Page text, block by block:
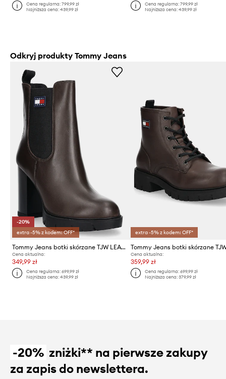
Cena regularna:799,99 zł
Najniższa cena:439,99 zł
Cena regularna: 799,99 zł
Najniższa cena: 439,99 zł
Odkryj produkty Tommy Jeans
-20%
extra -5% z kodem: OFF*
Tommy Jeans botki skórzane TJW LEATHER HEEL BOOT
Cena aktualna:
349,99 zł
Cena regularna:699,99 zł
Najniższa cena:439,99 zł
extra -5% z kodem: OFF*
Cena aktualna:
359,99 zł
Cena regularna: 699,99 zł
Najniższa cena: 379,99 zł
-20% zniżki** na pierwsze zakupy
za zapis do newslettera.